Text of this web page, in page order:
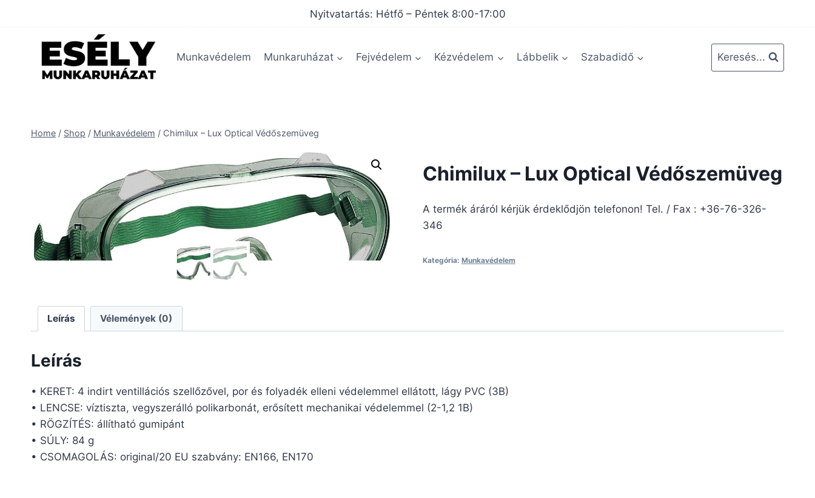
Nyitvatartás: Hétfő – Péntek 8:00-17:00
Munkavédelem Munkaruházat Fejvédelem Kézvédelem Lábbelik Szabadidő Keresés...
Home / Shop / Munkavédelem / Chimilux – Lux Optical Védőszemüveg
Chimilux – Lux Optical Védőszemüveg
A termék áráról kérjük érdeklődjön telefonon! Tel. / Fax : +36-76-326-
346
Kategória: Munkavédelem
Leírás Vélemények (0)
Leírás
• KERET: 4 indirt ventillációs szellőzővel, por és folyadék elleni védelemmel ellátott, lágy PVC (3B)
• LENCSE: víztiszta, vegyszerálló polikarbonát, erősített mechanikai védelemmel (2-1,2 1B)
• RÖGZÍTÉS: állítható gumipánt
• SÚLY: 84 g
• CSOMAGOLÁS: original/20 EU szabvány: EN166, EN170